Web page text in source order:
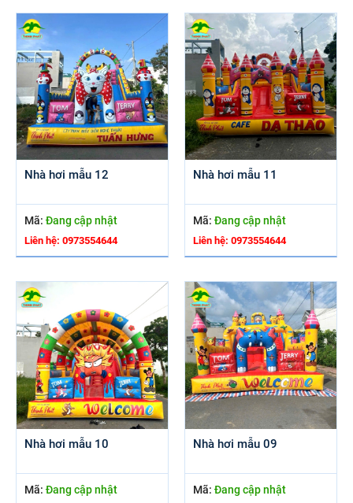
Nhà hơi mẫu 12
Mã: Đang cập nhật
Liên hệ: 0973554644
Nhà hơi mẫu 11
Mã: Đang cập nhật
Liên hệ: 0973554644
Nhà hơi mẫu 10
Mã: Đang cập nhật
Nhà hơi mẫu 09
Mã: Đang cập nhật